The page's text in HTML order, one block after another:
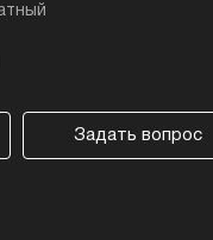
Задать вопрос